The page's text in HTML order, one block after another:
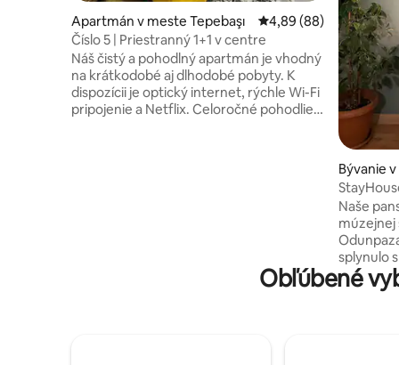
Apartmán v meste Tepebaşı Priemerné
4,89 (88)
Číslo 5 | Priestranný 1+1 v centre
Náš čistý a pohodlný apartmán je vhodný
na krátkodobé aj dlhodobé pobyty. K
dispozícii je optický internet, rýchle Wi-Fi
pripojenie a Netflix. Celoročné pohodlie
Bývanie
Naše
splynulo
ročnej
Obľúbené